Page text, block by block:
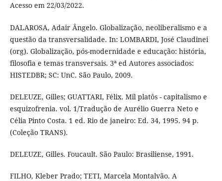
Acesso em 22/03/2022.
DALAROSA, Adair Ângelo. Globalização, neoliberalismo e a
questão da transversalidade. In: LOMBARDI, José Claudinei
(org). Globalização, pós-modernidade e educação: história,
filosofia e temas transversais. 3ª ed Autores associados:
HISTEDBR; SC: UnC. São Paulo, 2009.
DELEUZE, Gilles; GUATTARI, Félix. Mil platôs - capitalismo e
esquizofrenia. vol. 1/Tradução de Aurélio Guerra Neto e
Célia Pinto Costa. 1 ed. Rio de janeiro: Ed. 34, 1995. 94 p.
(Coleção TRANS).
DELEUZE, Gilles. Foucault. São Paulo: Brasiliense, 1991.
FILHO, Kleber Prado; TETI, Marcela Montalvão. A